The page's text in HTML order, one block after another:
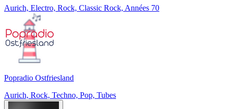
Aurich, Electro, Rock, Classic Rock, Années 70
Popradio Ostfriesland
Aurich, Rock, Techno, Pop, Tubes